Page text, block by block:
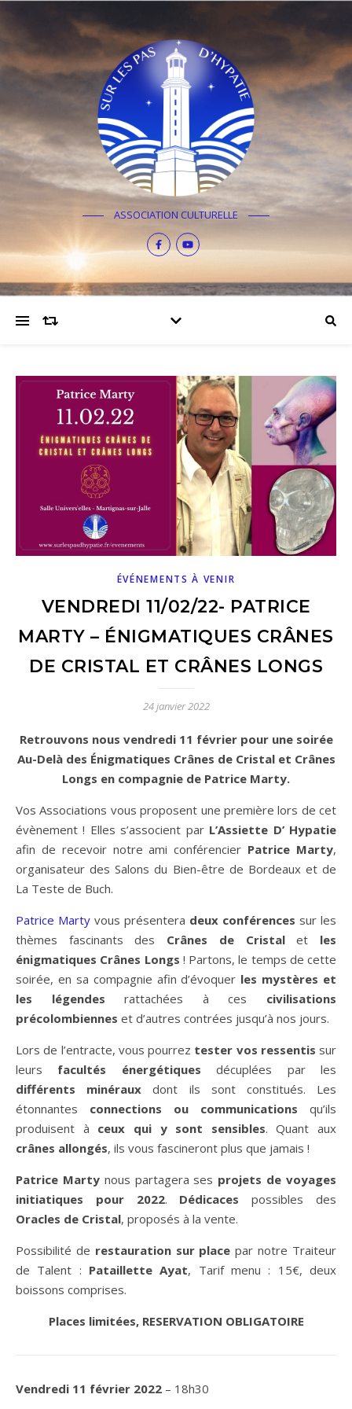
ASSOCIATION CULTURELLE
ÉVÉNEMENTS À VENIR
VENDREDI 11/02/22- PATRICE
MARTY – ÉNIGMATIQUES CRÂNES
DE CRISTAL ET CRÂNES LONGS
24 janvier 2022
Retrouvons nous vendredi 11 février pour une soirée
Au-Delà des Énigmatiques Crânes de Cristal et Crânes
Longs en compagnie de Patrice Marty.
Vos Associations vous proposent une première lors de cet
évènement ! Elles s’associent parL’Assiette D’ Hypatie
afin de recevoir notre ami conférencier Patrice Marty,
organisateur des Salons du Bien-être de Bordeaux et de
La Teste de Buch.
Patrice Marty vous présentera deux conférences sur les
thèmes fascinants des Crânes de Cristalet les
énigmatiques Crânes Longs ! Partons, le temps de cette
soirée, en sa compagnie afin d’évoquer les mystères et
les légendes rattachées à ces civilisations
précolombiennes et d’autres contrées jusqu’à nos jours.
Lors de l’entracte, vous pourrez tester vos ressentis sur
leurs facultés énergétiques décuplées par les
différents minéraux dont ils sont constitués. Les
étonnantes connections ou communications qu’ils
produisent à ceux qui y sont sensibles. Quant aux
crânes allongés, ils vous fascineront plus que jamais !
Patrice Martynous partagera ses projets de voyages
initiatiques pour 2022. Dédicacespossibles des
Oracles de Cristal, proposés à la vente.
Possibilité de restauration sur place par notre Traiteur
de Talent : Pataillette Ayat, Tarif menu : 15€, deux
boissons comprises.
Places limitées, RESERVATION OBLIGATOIRE
Vendredi 11 février 2022 – 18h30